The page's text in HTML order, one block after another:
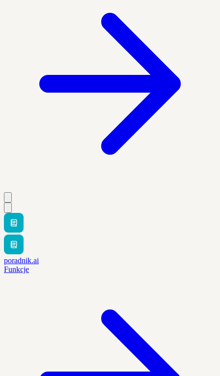
poradnik.ai
Funkcje